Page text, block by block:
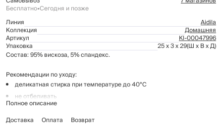
Бесплатно•Сегодня и позже
Линия
Aidila
Коллекция Домашняя
Артикул Kl-00047996
Упаковка 25 x 3 x 29(Ш x В x Д)
Состав: 95% вискоза, 5% спандекс.
Рекомендации по уходу:
деликатная стирка при температуре до 40°C
не отбеливать
гладить при температуре до 110°C
барабанная сушка до 40°C
Полное описание
Доставка
Оплата Возврат